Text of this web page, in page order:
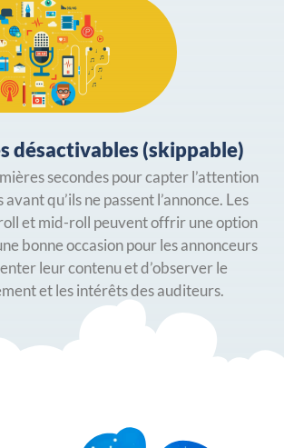
désactivables (skippable)
secondes pour capter l’attention
qu’ils ne passent l’annonce. Les
et mid-roll peuvent offrir une option
bonne occasion pour les annonceurs
leur contenu et d’observer le
et les intérêts des auditeurs.